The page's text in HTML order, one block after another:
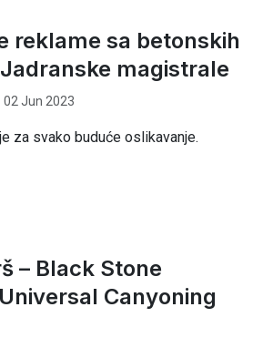
reklame sa betonskih
magistrale
02 Jun 2023
za svako buduće oslikavanje.
– Black Stone
Canyoning